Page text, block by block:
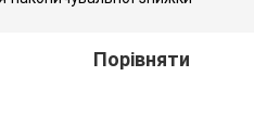
Порівняти